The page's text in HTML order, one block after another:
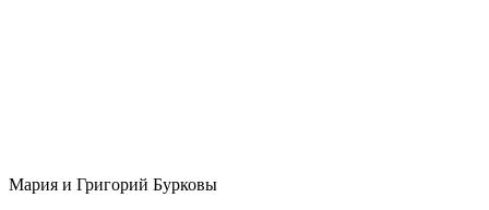
Мария и Григорий Бурковы